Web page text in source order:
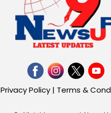
Privacy Policy | Terms &